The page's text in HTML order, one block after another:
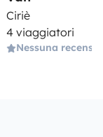
Ciriè
4 viaggiatori
Nessuna